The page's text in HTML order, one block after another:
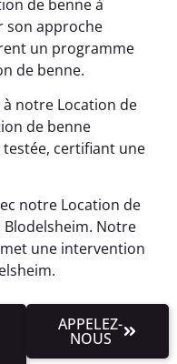
de benne à
son approche
un programme
de benne.
notre Location de
de benne
testée, certifiant une
notre Location de
Notre
une intervention
APPELEZ-
NOUS